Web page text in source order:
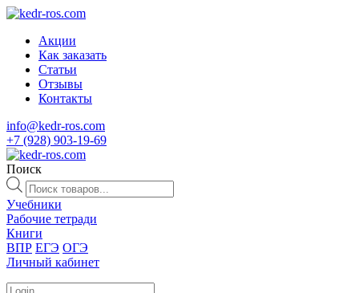
Акции
Как заказать
Статьи
Отзывы
Контакты
info@kedr-ros.com
+7 (928) 903-19-69
Поиск
Поиск
товаров
Учебники
Рабочие тетради
Книги
ВПР ЕГЭ ОГЭ
Личный кабинет